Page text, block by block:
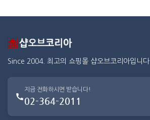
Since 2004. 최고의 쇼핑몰 샵오브코리아입니다.
지금 전화하시면 받습니다!
02-364-2011